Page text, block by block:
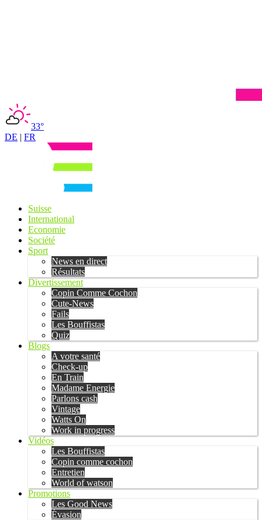
33°
DE | FR
Suisse
International
Economie
Société
Sport
News en direct
Résultats
Divertissement
Copin Comme Cochon
Cute-News
Fails
Les Bouffistas
Quiz
Blogs
A votre santé
Check-up
En Train
Madame Energie
Parlons cash
Vintage
Watts On
Work in progress
Vidéos
Les Bouffistas
Copin comme cochon
Entretien
World of watson
Promotions
Les Good News
Évasion